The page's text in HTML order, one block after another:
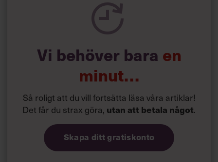
Vi behöver bara en
minut…
Så roligt att du vill fortsätta läsa våra artiklar!
Det får du strax göra, utan att betala något.
Skapa ditt gratiskonto